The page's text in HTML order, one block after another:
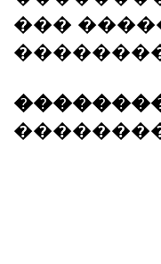
���
��������: